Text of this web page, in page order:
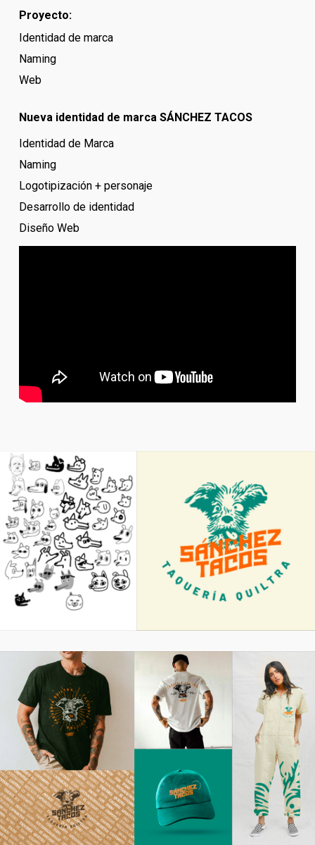
Proyecto:
Identidad de marca
Naming
Web
Nueva identidad de marca SÁNCHEZ TACOS
Identidad de Marca
Naming
Logotipización + personaje
Desarrollo de identidad
Diseño Web